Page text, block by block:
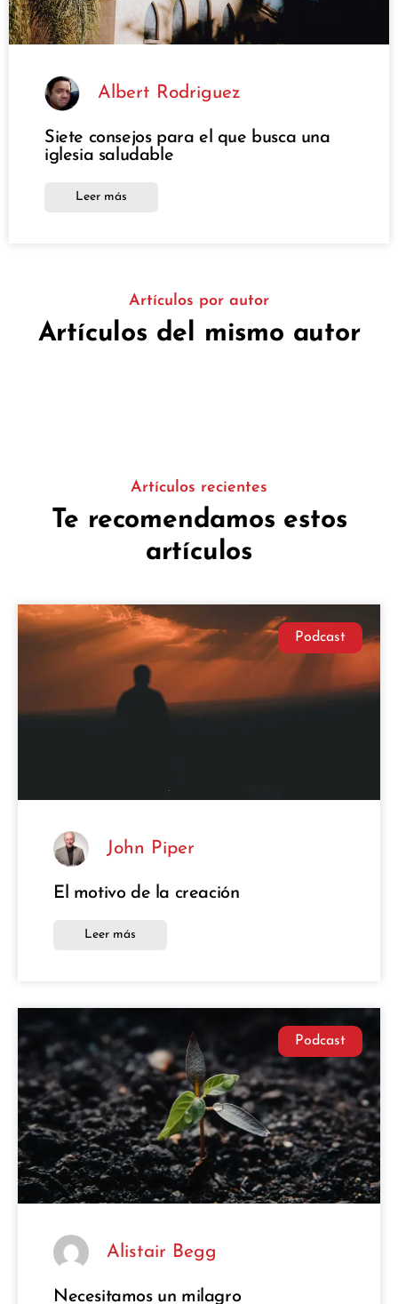
Albert Rodriguez
Siete consejos para el que busca una
iglesia saludable
Leer más
Artículos por autor
Artículos del mismo autor
Artículos recientes
Te recomendamos estos
artículos
Podcast
John Piper
El motivo de la creación
Leer más
Podcast
Alistair Begg
Necesitamos un milagro